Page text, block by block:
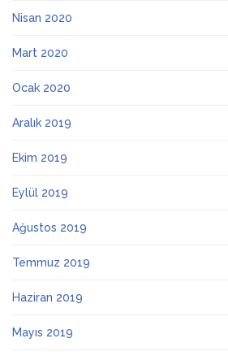
Nisan 2020
Mart 2020
Ocak 2020
Aralık 2019
Ekim 2019
Eylül 2019
Ağustos 2019
Temmuz 2019
Haziran 2019
Mayıs 2019